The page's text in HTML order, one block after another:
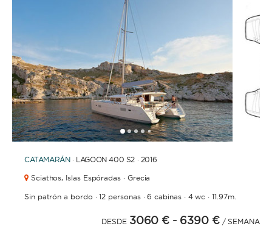
12345 678910111213
CATAMARÁN · LAGOON 400 S2 · 2016
Sciathos, Islas Espóradas · Grecia
Sin patrón a bordo ·12 personas·6 cabinas· 4 wc ·11.97m.
DESDE 3060 € - 6390 € / SEMANA